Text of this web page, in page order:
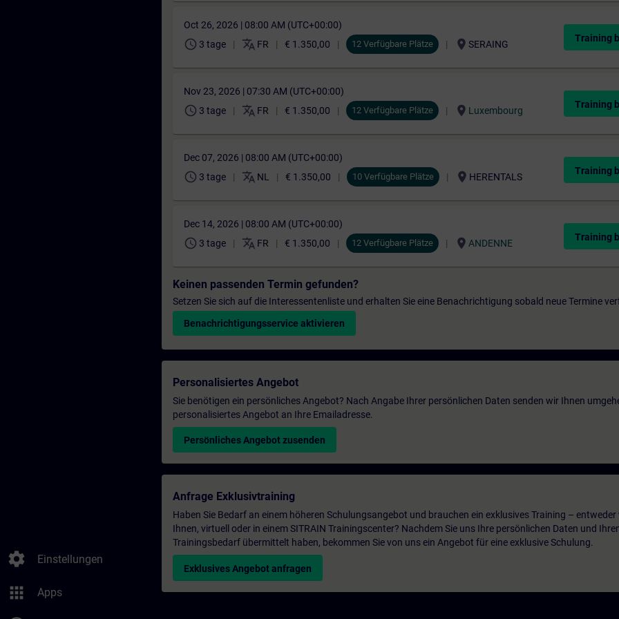
settings Einstellungen
apps Apps
Oct 26, 2026 | 08:00 AM (UTC+00:00)
schedule 3 tage translate FR € 1.350,00 12 Verfügbare Plätze location_on SERAING
Training
Nov 23, 2026 | 07:30 AM (UTC+00:00)
schedule 3 tage translate FR € 1.350,00 12 Verfügbare Plätze location_on Luxembourg
Training
Dec 07, 2026 | 08:00 AM (UTC+00:00)
schedule 3 tage translate NL € 1.350,00 10 Verfügbare Plätze location_on HERENTALS
Training
Dec 14, 2026 | 08:00 AM (UTC+00:00)
schedule 3 tage translate FR € 1.350,00 12 Verfügbare Plätze location_on ANDENNE
Training
Keinen passenden Termin gefunden?
Setzen Sie sich auf die Interessentenliste und erhalten Sie eine Benachrichtigung sobald neue Termine
Benachrichtigungsservice aktivieren
Personalisiertes Angebot
Sie benötigen ein persönliches Angebot? Nach Angabe Ihrer persönlichen Daten senden wir Ihnen
personalisiertes Angebot an Ihre Emailadresse.
Persönliches Angebot zusenden
Anfrage Exklusivtraining
Haben Sie Bedarf an einem höheren Schulungsangebot und brauchen ein exklusives Training – entweder
Ihnen, virtuell oder in einem SITRAIN Trainingscenter? Nachdem Sie uns Ihre persönlichen Daten und
Trainingsbedarf übermittelt haben, bekommen Sie von uns ein Angebot für eine exklusive Schulung.
Exklusives Angebot anfragen